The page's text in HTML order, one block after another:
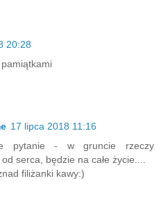
20:28
17 lipca 2018 11:16
pytanie - w gruncie rzeczy
serca, będzie na całe życie....
filiżanki kawy:)